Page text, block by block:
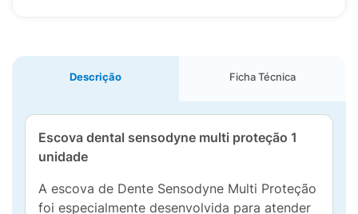
Descrição Ficha Técnica
Escova dental sensodyne multi proteção 1
unidade
A escova de Dente Sensodyne Multi Proteção
foi especialmente desenvolvida para atender